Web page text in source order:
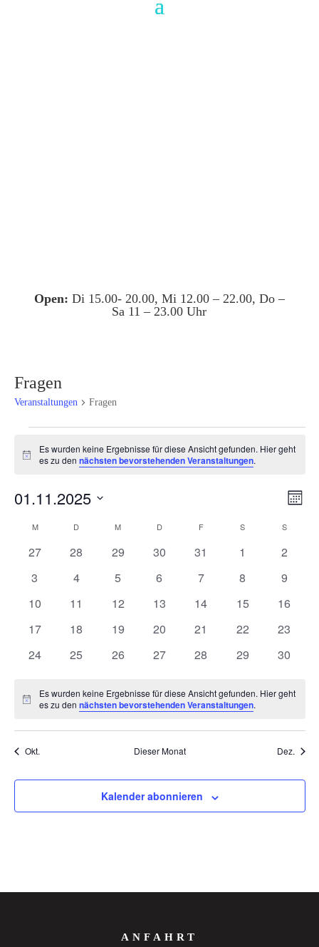
Open: Di 15.00- 20.00, Mi 12.00 – 22.00, Do –
Sa 11 – 23.00 Uhr
Fragen
Veranstaltungen Fragen
Hinweis
Es wurden keine Ergebnisse für diese Ansicht gefunden. Hier geht
es zu dennächsten bevorstehenden Veranstaltungen.
Monat
01.11.2025
wählen.
Kalender
von
MMONTAG D DIENSTAGM MITTWOCH
DDONNERSTAG
FFREITAG S SAMSTAGS
0
27
0
28
0
29
0
30
0
31
0
1
0
2
0
3
0
4
0
5
0
6
0
7
0
8
0
9
0
10
0
11
0
12
0
13
0
14
0
15
0
16
0
17
0
18
0
19
0
20
0
21
0
22
0
23
0
24
0
25
0
26
0
27
0
28
0
29
0
30
Hinweis
Es wurden keine Ergebnisse für diese Ansicht gefunden. Hier geht
es zu dennächsten bevorstehenden Veranstaltungen.
Okt. Dieser Monat Dez.
Kalender abonnieren
ANFAHRT